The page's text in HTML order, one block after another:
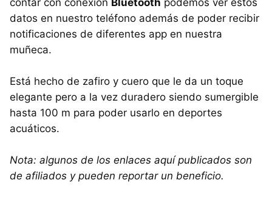
datos en nuestro teléfono además de poder recibir
notificaciones de diferentes app en nuestra
muñeca.
Está hecho de zafiro y cuero que le da un toque
elegante pero a la vez duradero siendo sumergible
hasta 100 m para poder usarlo en deportes
acuáticos.
Nota: algunos de los enlaces aquí publicados son
de afiliados y pueden reportar un beneficio.